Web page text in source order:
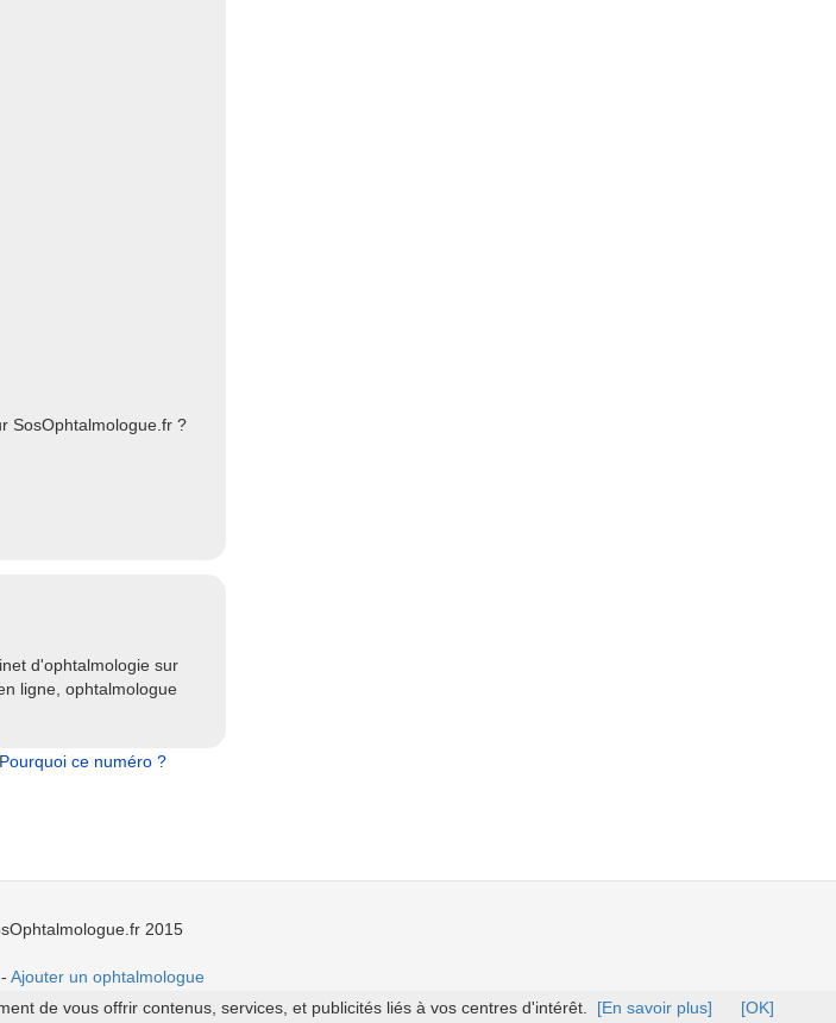
SosOphtalmologue.fr ?
d'ophtalmologie sur
ligne, ophtalmologue
Pourquoi ce numéro ?
2015
- Ajouter un ophtalmologue
de vous offrir contenus, services, et publicités liés à vos centres d'intérêt.
[En savoir plus] [OK]